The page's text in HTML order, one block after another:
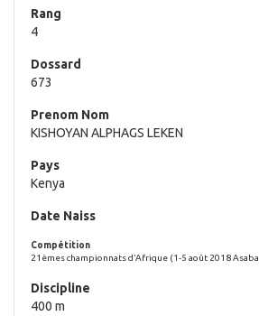
4
673
KISHOYAN ALPHAGS LEKEN
Kenya
21èmes championnats d'Afrique (1-5 août 2018 Asaba
400 m